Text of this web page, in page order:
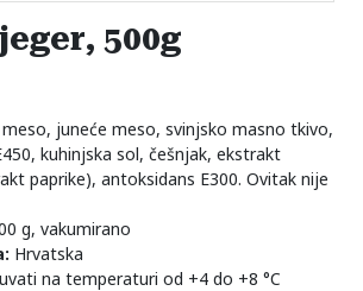
500g
juneće meso, svinjsko masno tkivo,
kuhinjska sol, češnjak, ekstrakt
paprike), antoksidans E300. Ovitak nije
g, vakumirano
Hrvatska
na temperaturi od +4 do +8 °C